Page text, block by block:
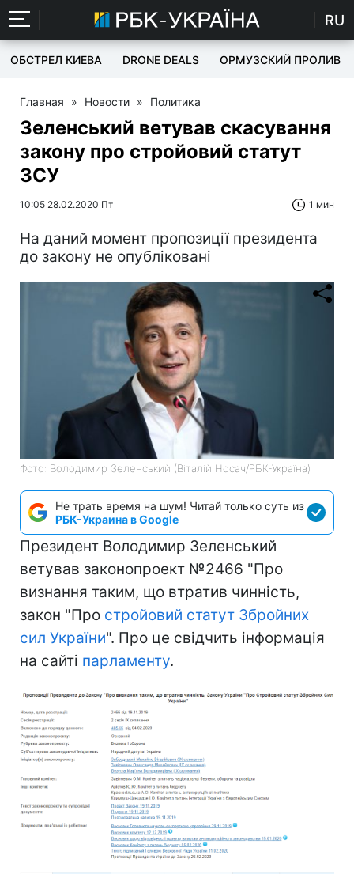
RU
ОБСТРЕЛ КИЕВА DRONE DEALS ОРМУЗСКИЙ ПРОЛИВ
Главная » Новости » Политика
Зеленський ветував скасування
закону про стройовий статут
ЗСУ
10:05 28.02.2020 Пт 1 мин
На даний момент пропозиції президента
до закону не опубліковані
Фото: Володимир Зеленський (Віталій Носач/РБК-Україна)
Не трать время на шум! Читай только суть из
РБК-Украина в Google
Президент Володимир Зеленський
ветував законопроект №2466 "Про
визнання таким, що втратив чинність,
закон "Про стройовий статут Збройних
сил України". Про це свідчить інформація
на сайті парламенту.